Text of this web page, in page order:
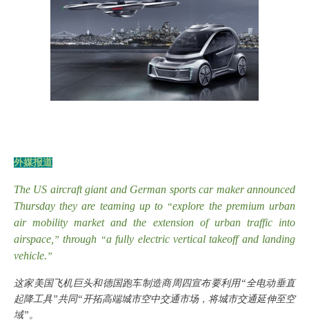
外媒报道
The US aircraft giant and German sports car maker announced
Thursday they are teaming up to “explore the premium urban
air mobility market and the extension of urban traffic into
airspace, ” through “a fully electric vertical takeoff and landing
vehicle. ”
这家美国飞机巨头和德国跑车制造商周四宣布要利用“全电动垂直
起降工具”共同“开拓高端城市空中交通市场，将城市交通延伸至空
域”。